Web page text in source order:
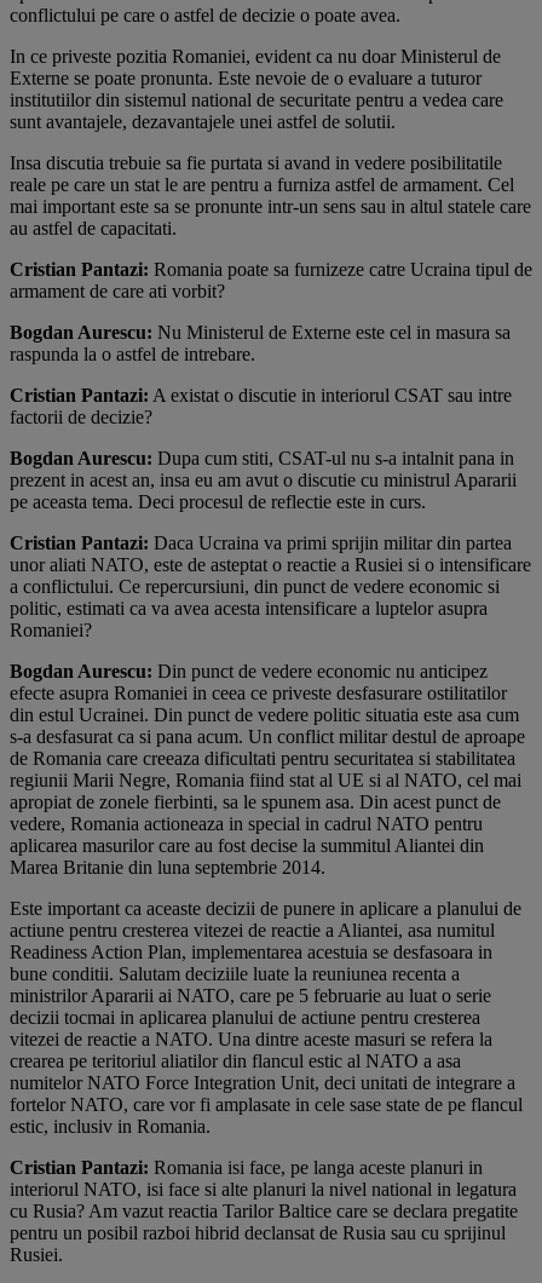
conflictului pe care o astfel de decizie o poate avea.
In ce priveste pozitia Romaniei, evident ca nu doar Ministerul de
Externe se poate pronunta. Este nevoie de o evaluare a tuturor
institutiilor din sistemul national de securitate pentru a vedea care
sunt avantajele, dezavantajele unei astfel de solutii.
Insa discutia trebuie sa fie purtata si avand in vedere posibilitatile
reale pe care un stat le are pentru a furniza astfel de armament. Cel
mai important este sa se pronunte intr-un sens sau in altul statele care
au astfel de capacitati.
Cristian Pantazi: Romania poate sa furnizeze catre Ucraina tipul de
armament de care ati vorbit?
Bogdan Aurescu: Nu Ministerul de Externe este cel in masura sa
raspunda la o astfel de intrebare.
Cristian Pantazi: A existat o discutie in interiorul CSAT sau intre
factorii de decizie?
Bogdan Aurescu: Dupa cum stiti, CSAT-ul nu s-a intalnit pana in
prezent in acest an, insa eu am avut o discutie cu ministrul Apararii
pe aceasta tema. Deci procesul de reflectie este in curs.
Cristian Pantazi: Daca Ucraina va primi sprijin militar din partea
unor aliati NATO, este de asteptat o reactie a Rusiei si o intensificare
a conflictului. Ce repercursiuni, din punct de vedere economic si
politic, estimati ca va avea acesta intensificare a luptelor asupra
Romaniei?
Bogdan Aurescu: Din punct de vedere economic nu anticipez
efecte asupra Romaniei in ceea ce priveste desfasurare ostilitatilor
din estul Ucrainei. Din punct de vedere politic situatia este asa cum
s-a desfasurat ca si pana acum. Un conflict militar destul de aproape
de Romania care creeaza dificultati pentru securitatea si stabilitatea
regiunii Marii Negre, Romania fiind stat al UE si al NATO, cel mai
apropiat de zonele fierbinti, sa le spunem asa. Din acest punct de
vedere, Romania actioneaza in special in cadrul NATO pentru
aplicarea masurilor care au fost decise la summitul Aliantei din
Marea Britanie din luna septembrie 2014.
Este important ca aceaste decizii de punere in aplicare a planului de
actiune pentru cresterea vitezei de reactie a Aliantei, asa numitul
Readiness Action Plan, implementarea acestuia se desfasoara in
bune conditii. Salutam deciziile luate la reuniunea recenta a
ministrilor Apararii ai NATO, care pe 5 februarie au luat o serie
decizii tocmai in aplicarea planului de actiune pentru cresterea
vitezei de reactie a NATO. Una dintre aceste masuri se refera la
crearea pe teritoriul aliatilor din flancul estic al NATO a asa
numitelor NATO Force Integration Unit, deci unitati de integrare a
fortelor NATO, care vor fi amplasate in cele sase state de pe flancul
estic, inclusiv in Romania.
Cristian Pantazi: Romania isi face, pe langa aceste planuri in
interiorul NATO, isi face si alte planuri la nivel national in legatura
cu Rusia? Am vazut reactia Tarilor Baltice care se declara pregatite
pentru un posibil razboi hibrid declansat de Rusia sau cu sprijinul
Rusiei.